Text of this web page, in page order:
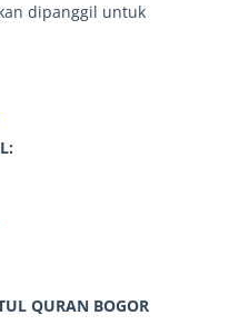
dipanggil untuk
QURAN BOGOR